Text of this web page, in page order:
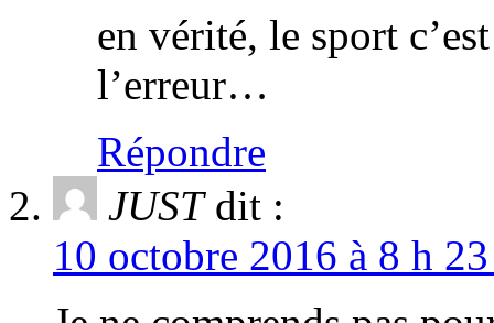
en vérité, le sport
l’erreur…
Répondre
JUST dit :
10 octobre 2016 à 8 h